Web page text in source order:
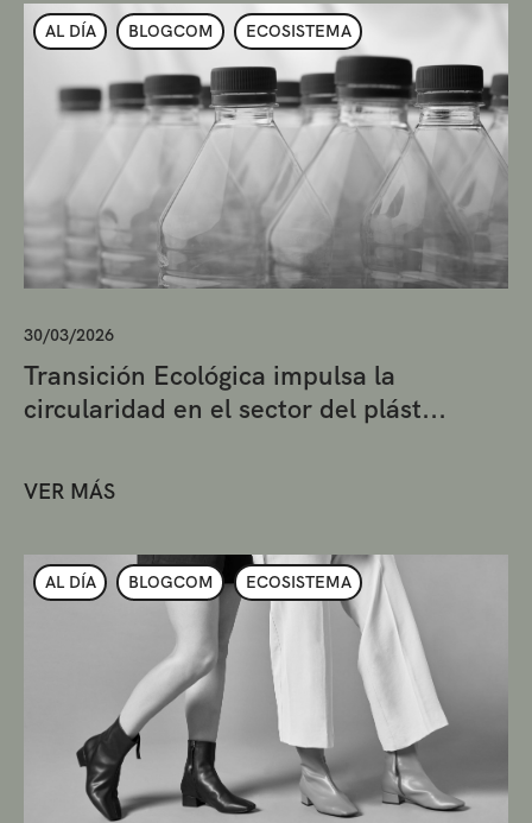
AL DÍA BLOGCOM ECOSISTEMA
30/03/2026
Transición Ecológica impulsa la
circularidad en el sector del plást...
VER MÁS
AL DÍA BLOGCOM ECOSISTEMA